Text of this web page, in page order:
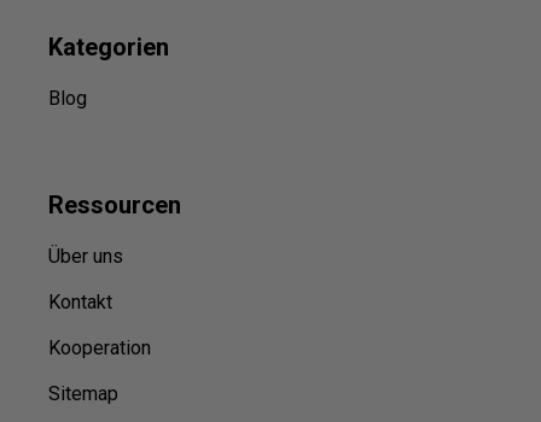
Kategorien
Blog
Ressourcen
Über uns
Kontakt
Kooperation
Sitemap